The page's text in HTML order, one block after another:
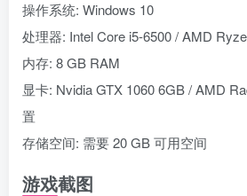
操作系统: Windows 10
处理器: Intel Core i5-6500 / AMD
内存: 8 GB RAM
显卡: Nvidia GTX 1060 6GB / AMD
置
存储空间: 需要 20 GB 可用空间
游戏截图